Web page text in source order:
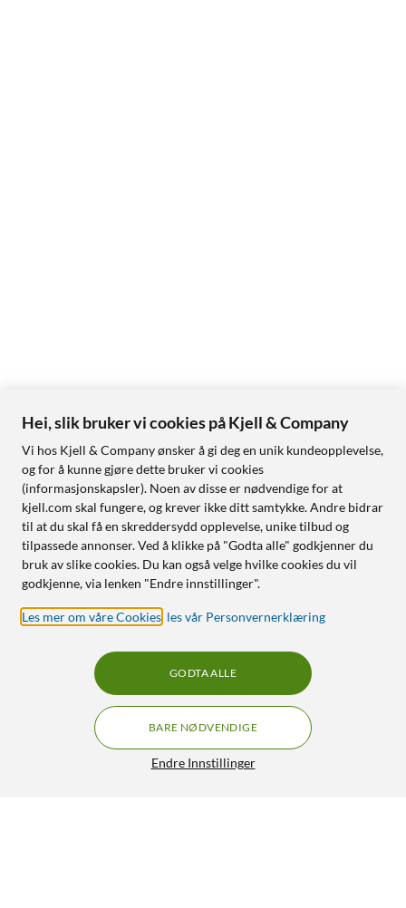
Hei, slik bruker vi cookies på Kjell & Company
Vi hos Kjell & Company ønsker å gi deg en unik kundeopplevelse,
og for å kunne gjøre dette bruker vi cookies
(informasjonskapsler). Noen av disse er nødvendige for at
kjell.com skal fungere, og krever ikke ditt samtykke. Andre bidrar
til at du skal få en skreddersydd opplevelse, unike tilbud og
tilpassede annonser. Ved å klikke på "Godta alle" godkjenner du
bruk av slike cookies. Du kan også velge hvilke cookies du vil
godkjenne, via lenken "Endre innstillinger".
Les mer om våre Cookies les vår Personvernerklæring
Endre Innstillinger
BARE NØDVENDIGE
GODTA ALLE